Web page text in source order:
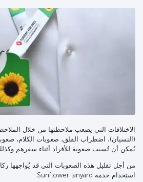
الاختلافات التي يصعب ملاحظتها من خلال
(النسيان)، اضطراب القلق، صعوبات الكلام،
يُمكن أن تُسبب صعوبة للأفراد أثناء سفرهم
من أجل تقليل هذه الصعوبات التي قد يُواجهها
استخدام خدمة Sunflower lanyard.